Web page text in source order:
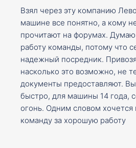
Взял через эту компанию
машине все понятно, а кому
прочитают на форумах.
работу команды, потому что
надежный посредник.
насколько это возможно, не
документы предоставляют.
быстро, для машины 14 года,
огонь. Одним словом хочется
команду за хорошую работу